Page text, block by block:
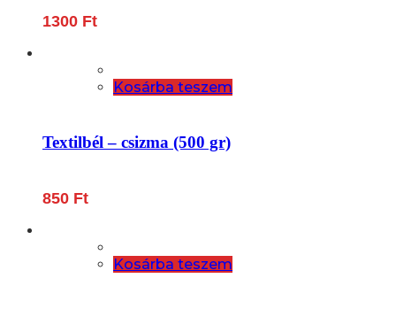
1300 Ft
Kosárba teszem
Textilbél – csizma (500 gr)
850 Ft
Kosárba teszem